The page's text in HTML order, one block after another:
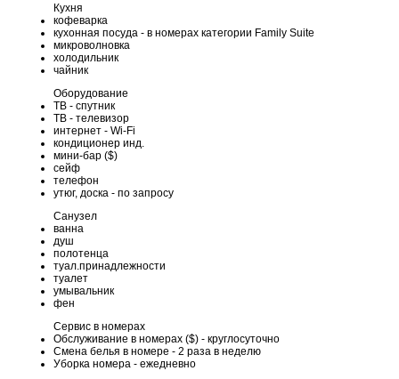
Кухня
кофеварка
кухонная посуда - в номерах категории Family Suite
микроволновка
холодильник
чайник
Оборудование
ТВ - спутник
ТВ - телевизор
интернет - Wi-Fi
кондиционер инд.
мини-бар ($)
сейф
телефон
утюг, доска - по запросу
Санузел
ванна
душ
полотенца
туал.принадлежности
туалет
умывальник
фен
Сервис в номерах
Обслуживание в номерах ($) - круглосуточно
Смена белья в номере - 2 раза в неделю
Уборка номера - ежедневно